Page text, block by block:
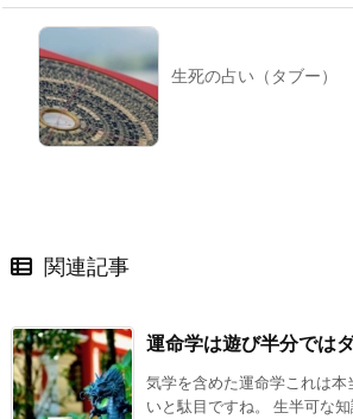
生死の占い（タブー）
関連記事
運命学は遊び半分では
気学を含めた運命学これは
いと駄目ですね。 生半可な